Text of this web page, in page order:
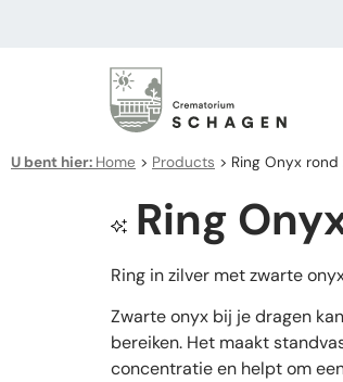
U bent hier: Home > Products > Ring Onyx rond
Ring
Ring in zilver met zwarte
Zwarte onyx bij je dragen
bereiken. Het maakt
concentratie en helpt om